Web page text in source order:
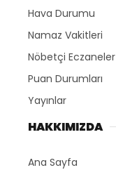
Hava Durumu
Namaz Vakitleri
Nöbetçi Eczaneler
Puan Durumları
Yayınlar
HAKKIMIZDA
Ana Sayfa